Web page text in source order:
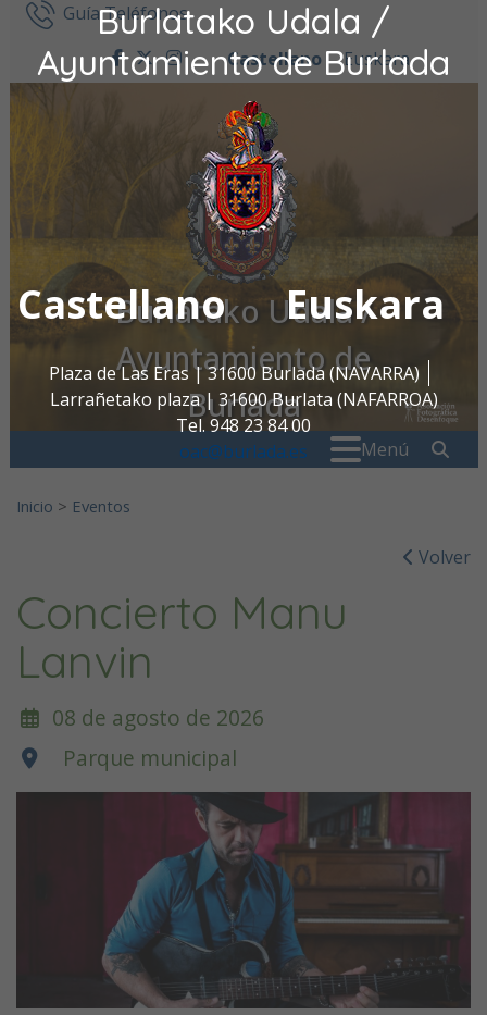
Burlatako Udala /
Ayuntamiento de Burlada
Castellano Euskara
Plaza de Las Eras | 31600 Burlada (NAVARRA)
Larrañetako plaza | 31600 Burlata (NAFARROA)
Tel. 948 23 84 00
oac@burlada.es
Ir al contenidoGuía Teléfonos
facebook
twitter
instagram
Castellano Euskara
Burlatako Udala /
Ayuntamiento de
Burlada
Menú
Inicio > Eventos
Volver
Concierto Manu
Lanvin
08 de agosto de 2026
Parque municipal